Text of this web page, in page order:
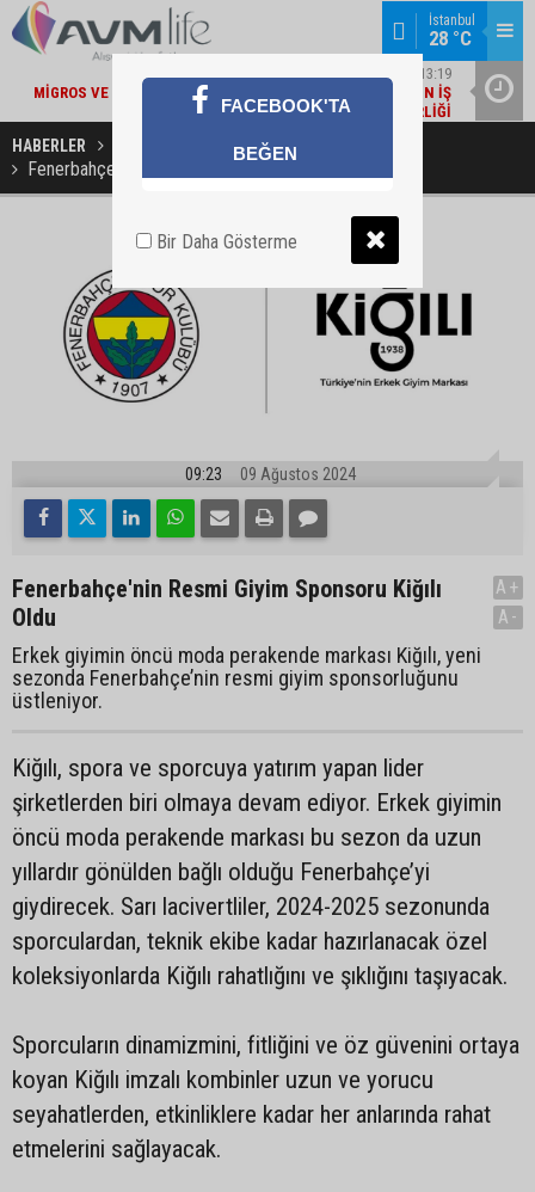
İstanbul
28 °C
ŞIRKET HABERLERI / 13:19
MIGROS VE BAKANLIK'TAN 'ÇEVRE ETIKETLI' ÜRÜNLER İÇIN İŞ
BIRLIĞI
HABERLER ŞİRKET HABERLERİ
Fenerbahçe'nin Resmi Giyim Sponsoru Kiğılı Oldu
09:23 09 Ağustos 2024
Fenerbahçe'nin Resmi Giyim Sponsoru Kiğılı
Oldu
Erkek giyimin öncü moda perakende markası Kiğılı, yeni
sezonda Fenerbahçe’nin resmi giyim sponsorluğunu
üstleniyor.
A+
A-
Kiğılı, spora ve sporcuya yatırım yapan lider
şirketlerden biri olmaya devam ediyor. Erkek giyimin
öncü moda perakende markası bu sezon da uzun
yıllardır gönülden bağlı olduğu Fenerbahçe’yi
giydirecek. Sarı lacivertliler, 2024-2025 sezonunda
sporculardan, teknik ekibe kadar hazırlanacak özel
koleksiyonlarda Kiğılı rahatlığını ve şıklığını taşıyacak.
Sporcuların dinamizmini, fitliğini ve öz güvenini ortaya
koyan Kiğılı imzalı kombinler uzun ve yorucu
seyahatlerden, etkinliklere kadar her anlarında rahat
etmelerini sağlayacak.
FACEBOOK'TA
BEĞEN
Bir Daha Gösterme